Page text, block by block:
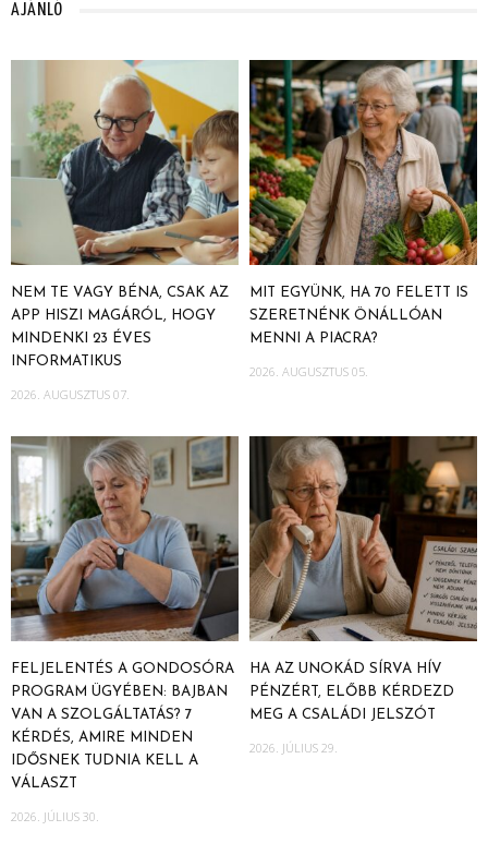
AJÁNLÓ
NEM TE VAGY BÉNA, CSAK AZ
APP HISZI MAGÁRÓL, HOGY
MINDENKI 23 ÉVES
INFORMATIKUS
2026. AUGUSZTUS 07.
MIT EGYÜNK, HA 70 FELETT IS
SZERETNÉNK ÖNÁLLÓAN
MENNI A PIACRA?
2026. AUGUSZTUS 05.
FELJELENTÉS A GONDOSÓRA
PROGRAM ÜGYÉBEN: BAJBAN
VAN A SZOLGÁLTATÁS? 7
KÉRDÉS, AMIRE MINDEN
IDŐSNEK TUDNIA KELL A
VÁLASZT
2026. JÚLIUS 30.
HA AZ UNOKÁD SÍRVA HÍV
PÉNZÉRT, ELŐBB KÉRDEZD
MEG A CSALÁDI JELSZÓT
2026. JÚLIUS 29.